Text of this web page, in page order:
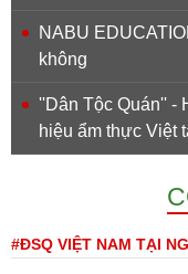
NABU
không
''Dân Tộc Quán'' -
hiệu ẩm thực Việt
#ĐSQ VIỆT NAM TẠI